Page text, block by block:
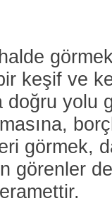
keşif ve
doğru yolu
görmek,
görenler